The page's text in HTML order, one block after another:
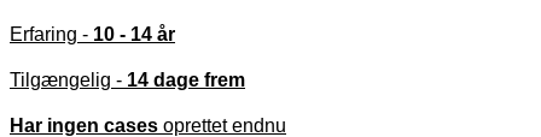
Erfaring - 10 - 14 år
Tilgængelig - 14 dage frem
Har ingen cases oprettet endnu